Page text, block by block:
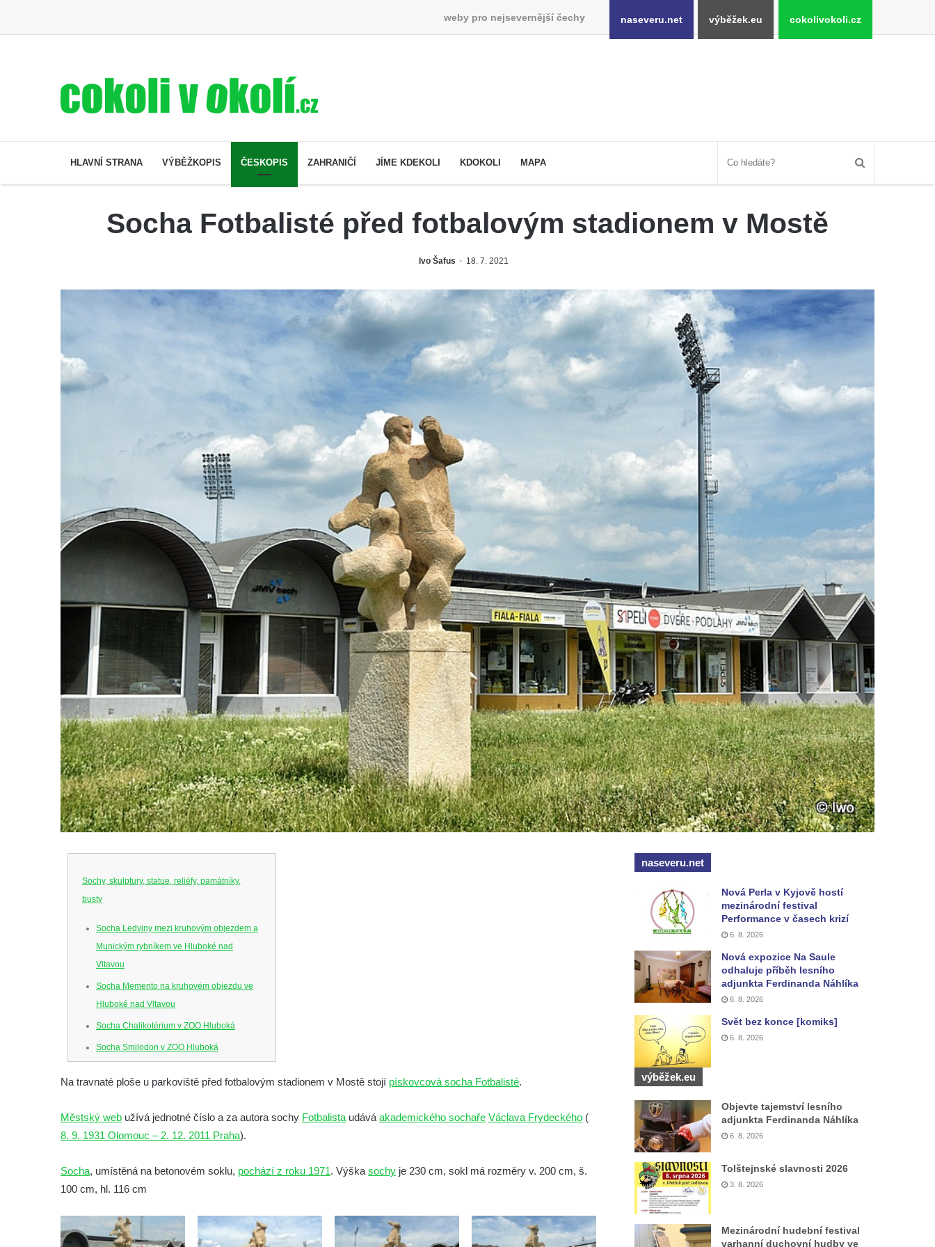
weby pro nejsevernější čechy naseveru.net výběžek.eu cokolivokoli.cz
HLAVNÍ STRANA VÝBĚŽKOPIS ČESKOPIS ZAHRANIČÍ JÍME KDEKOLI KDOKOLI MAPA
Socha Fotbalisté před fotbalovým stadionem v Mostě
Ivo Šafus 18. 7. 2021
Sochy, skulptury, statue, reliéfy, památníky,
busty
Socha Ledviny mezi kruhovým objezdem a
Munickým rybníkem ve Hluboké nad
Vltavou
Socha Memento na kruhovém objezdu ve
Hluboké nad Vltavou
Socha Chalikotérium v ZOO Hluboká
Socha Smilodon v ZOO Hluboká
Socha Koroun bezzubý v ZOO Hluboká
Socha Plejtvák obrovský v ZOO Hluboká
Socha Medvěd jeskynní v ZOO Hluboká
Socha Mamut srstnatý v ZOO Hluboká
Socha Vydry si hrají v ZOO Hluboká
Socha Přátelství v ZOO Hluboká
Na travnaté ploše u parkoviště před fotbalovým stadionem v Mostě stojí pískovcová socha Fotbalisté.
Městský web užívá jednotné číslo a za autora sochy Fotbalista udává akademického sochaře Václava Frydeckého (
8. 9. 1931 Olomouc – 2. 12. 2011 Praha).
Socha, umístěná na betonovém soklu, pochází z roku 1971. Výška sochy je 230 cm, sokl má rozměry v. 200 cm, š.
100 cm, hl. 116 cm
naseveru.net
Nová Perla v Kyjově hostí
mezinárodní festival
Performance v časech krizí
6. 8. 2026
Nová expozice Na Saule
odhaluje příběh lesního
adjunkta Ferdinanda Náhlíka
6. 8. 2026
Svět bez konce [komiks]
6. 8. 2026
výběžek.eu
Objevte tajemství lesního
adjunkta Ferdinanda Náhlíka
6. 8. 2026
Tolštejnské slavnosti 2026
3. 8. 2026
Mezinárodní hudební festival
varhanní duchovní hudby ve